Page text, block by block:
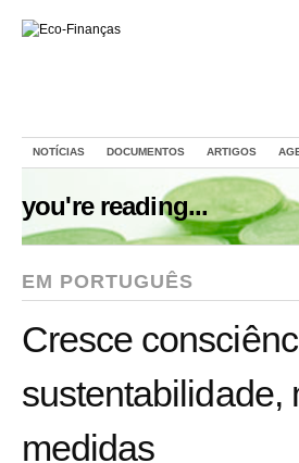
NOTÍCIAS DOCUMENTOS ARTIGOS
you're reading...
EM PORTUGUÊS
Cresce
sustentabilidade,
medidas